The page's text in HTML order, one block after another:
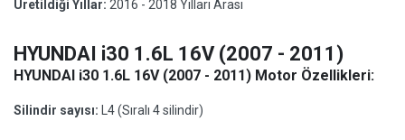
Üretildiği Yıllar: 2016 - 2018 Yılları Arası
HYUNDAI i30 1.6L 16V (2007 - 2011)
HYUNDAI i30 1.6L 16V (2007 - 2011) Motor Özellikleri:
Silindir sayısı: L4 (Sıralı 4 silindir)